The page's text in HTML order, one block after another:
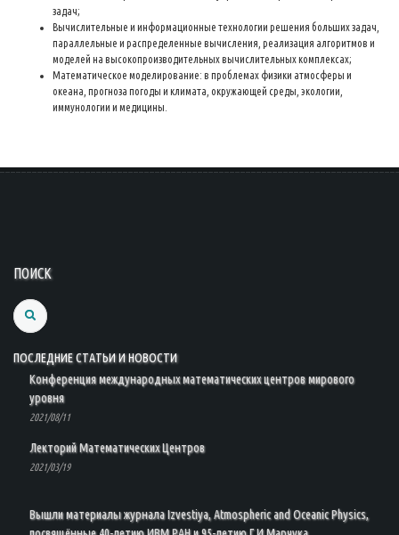
задач;
Вычислительные и информационные технологии решения больших задач,
параллельные и распределенные вычисления, реализация алгоритмов и
моделей на высокопроизводительных вычислительных комплексах;
Математическое моделирование: в проблемах физики атмосферы и
океана, прогноза погоды и климата, окружающей среды, экологии,
иммунологии и медицины.
ПОИСК
Search
ПОСЛЕДНИЕ СТАТЬИ И НОВОСТИ
Конференция международных математических центров мирового
уровня
2021/08/11
Лекторий Математических Центров
2021/03/19
Вышли материалы журнала Izvestiya, Atmospheric and Oceanic Physics,